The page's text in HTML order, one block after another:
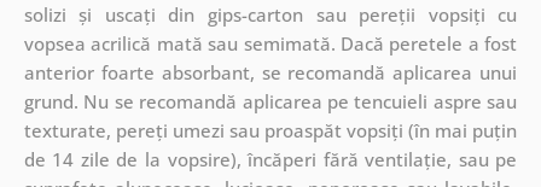
solizi și uscați din gips-carton sau pereții vopsiți cu
vopsea acrilică mată sau semimată. Dacă peretele a fost
anterior foarte absorbant, se recomandă aplicarea unui
grund. Nu se recomandă aplicarea pe tencuieli aspre sau
texturate, pereți umezi sau proaspăt vopsiți (în mai puțin
de 14 zile de la vopsire), încăperi fără ventilație, sau pe